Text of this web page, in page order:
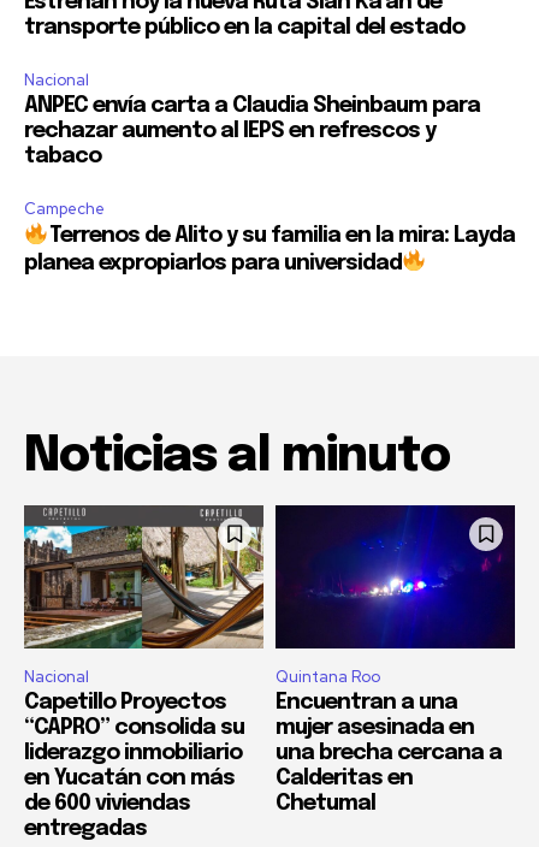
transporte público en la capital del estado
Nacional
ANPEC envía carta a Claudia Sheinbaum para
rechazar aumento al IEPS en refrescos y
tabaco
Campeche
Terrenos de Alito y su familia en la mira: Layda
planea expropiarlos para universidad
Noticias al minuto
Nacional
Capetillo Proyectos
“CAPRO” consolida su
liderazgo inmobiliario
en Yucatán con más
de 600 viviendas
entregadas
Quintana Roo
Encuentran a una
mujer asesinada en
una brecha cercana a
Calderitas en
Chetumal